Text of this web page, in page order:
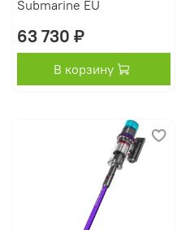
Submarine EU
63 730 ₽
В корзину